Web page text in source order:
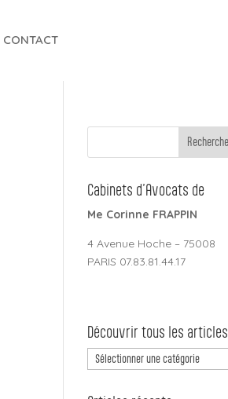
CONTACT
Cabinets d’Avocats de
Me Corinne FRAPPIN
4 Avenue Hoche – 75008
PARIS 07.83.81.44.17
Découvrir tous les articles
Découvrir
tous